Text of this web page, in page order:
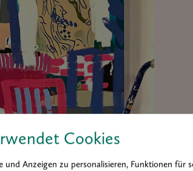
Cookies
Anzeigen zu personalisieren, Funktionen für